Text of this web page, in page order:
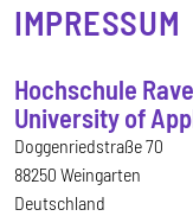
IMPRESSUM
Hochschule
University of
Doggenriedstraße 70
88250 Weingarten
Deutschland